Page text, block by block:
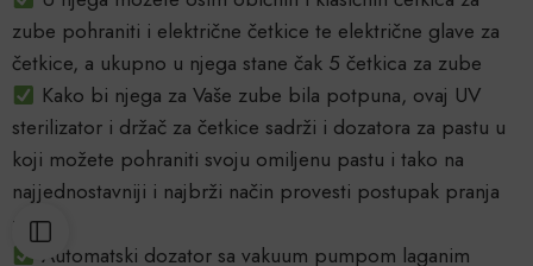
zube pohraniti i električne četkice te električne glave za
četkice, a ukupno u njega stane čak 5 četkica za zube
Kako bi njega za Vaše zube bila potpuna, ovaj UV
sterilizator i držač za četkice sadrži i dozatora za pastu u
koji možete pohraniti svoju omiljenu pastu i tako na
najjednostavniji i najbrži način provesti postupak pranja
zubi
Automatski dozator sa vakuum pumpom laganim